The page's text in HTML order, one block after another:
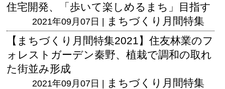
住宅開発、「歩いて楽しめるまち」目指す
2021年09月07日 | まちづくり月間特集
【まちづくり月間特集2021】住友林業のフ
ォレストガーデン秦野、植栽で調和の取れ
た街並み形成
2021年09月07日 | まちづくり月間特集